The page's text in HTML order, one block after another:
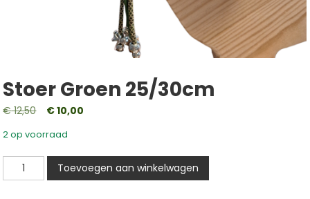
Stoer Groen 25/30cm
€12,50
Oorspronkelijke
€ 12,50.
€10,00
2 op voorraad
Stoer
groen
Toevoegen aan winkelwagen